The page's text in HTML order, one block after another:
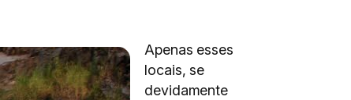
Apenas esses
locais, se
devidamente